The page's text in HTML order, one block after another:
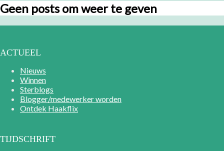
Geen posts om weer te geven
ACTUEEL
Nieuws
Winnen
Sterblogs
Blogger/medewerker worden
Ontdek Haakflix
TIJDSCHRIFT